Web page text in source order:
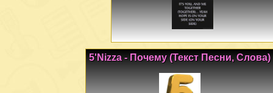
5'Nizza - Почему (Текст Песни, Слова)